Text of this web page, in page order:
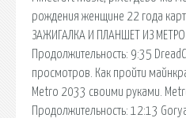
рождения женщине 22 года
ЗАЖИГАЛКА И ПЛАНШЕТ ИЗ
Продолжительность: 9:35
просмотров. Как пройти
Metro 2033 своими руками.
Продолжительность: 12:13